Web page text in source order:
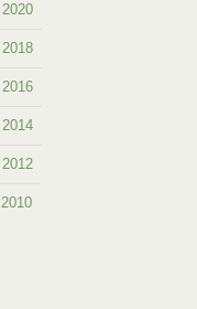
2020
2018
2016
2014
2012
2010